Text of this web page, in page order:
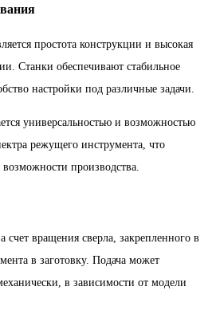
простота конструкции и высокая
Станки обеспечивают стабильное
настройки под различные задачи.
универсальностью и возможностью
режущего инструмента, что
производства.
счет вращения сверла, закрепленного в
в заготовку. Подача может
в зависимости от модели